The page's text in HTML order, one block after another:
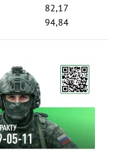
82,17
94,84